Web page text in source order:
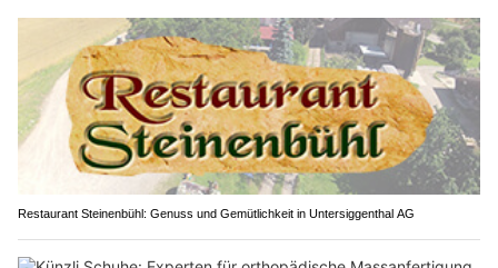
Restaurant Steinenbühl: Genuss und Gemütlichkeit in Untersiggenthal AG